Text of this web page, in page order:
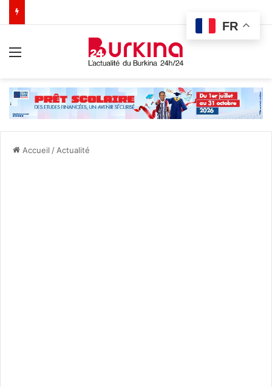
Accueil / Actualité
FR